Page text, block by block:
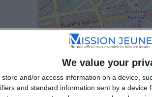
We value your
store and/or access information on a device,
and standard information sent by a device